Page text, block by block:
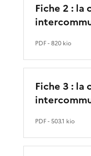
Fiche 2 : la
PDF- 820 kio
Fiche 3 : la
PDF- 503.1 kio